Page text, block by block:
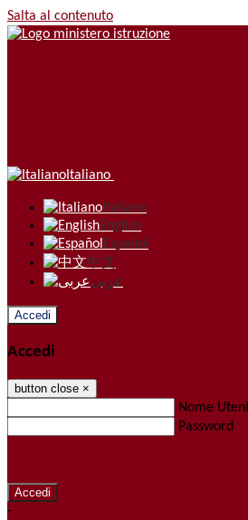
Salta al contenuto
Italiano
Italiano
English
Español
中文
عربى
Accedi
Accedi
button close ×
Nome
Password
-